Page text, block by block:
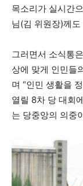
목소리가 실시간
님(김 위원장)께
그러면서 소식통
상에 맞게 인민들
며 “인민 생활을
열릴 8차 당 대회
는 당중앙의 의중